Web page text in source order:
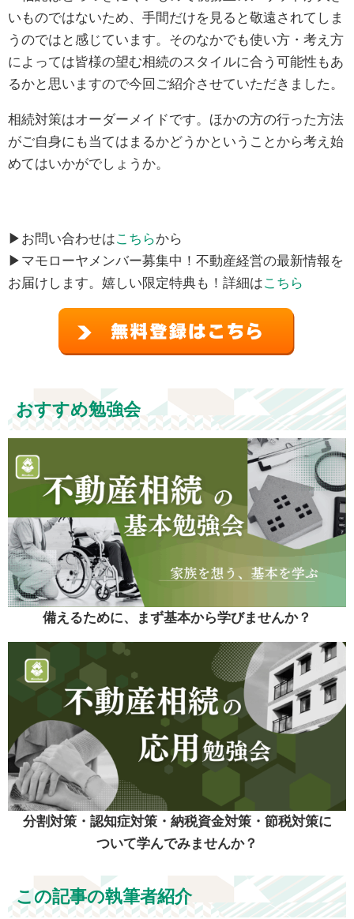
いものではないため、手間だけを見ると敬遠されてしま
うのではと感じています。そのなかでも使い方・考え方
によっては皆様の望む相続のスタイルに合う可能性もあ
るかと思いますので今回ご紹介させていただきました。
相続対策はオーダーメイドです。ほかの方の行った方法
がご自身にも当てはまるかどうかということから考え始
めてはいかがでしょうか。
▶お問い合わせはこちらから
▶マモローヤメンバー募集中！不動産経営の最新情報を
お届けします。嬉しい限定特典も！詳細はこちら
おすすめ勉強会
備えるために、まず基本から学びませんか？
分割対策・認知症対策・納税資金対策・節税対策に
ついて学んでみませんか？
この記事の執筆者紹介